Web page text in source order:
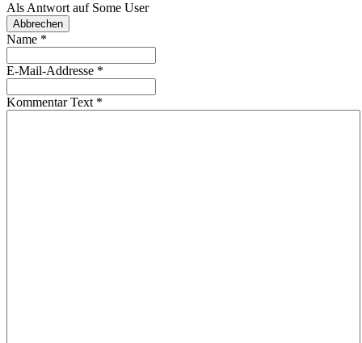
Als Antwort auf Some User
Abbrechen
Name *
E-Mail-Addresse *
Kommentar Text *